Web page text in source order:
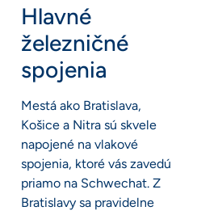
Hlavné
železničné
spojenia
Mestá ako Bratislava,
Košice a Nitra sú skvele
napojené na vlakové
spojenia, ktoré vás zavedú
priamo na Schwechat. Z
Bratislavy sa pravidelne